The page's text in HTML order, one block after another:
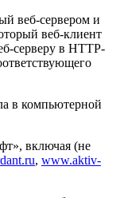
веб-сервером и
веб-клиент
серверу в HTTP-
в компьютерной
включая (не
, www.aktiv-